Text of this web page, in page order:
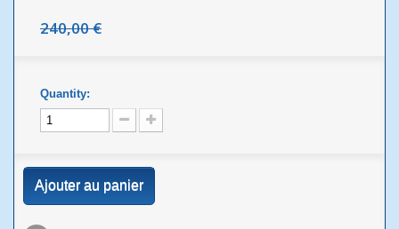
240,00 €
Quantity:
Ajouter au panier